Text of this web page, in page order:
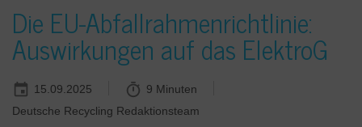
Die EU-Abfallrahmenrichtlinie:
Auswirkungen auf das ElektroG
15.09.2025
9 Minuten
Deutsche Recycling Redaktionsteam